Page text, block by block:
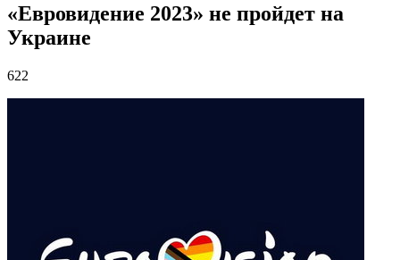
«Евровидение 2023» не пройдет на
Украине
622